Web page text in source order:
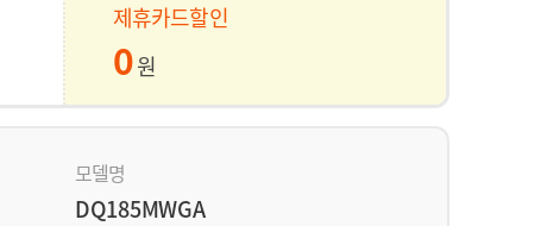
제휴카드할인
0원
모델명
DQ185MWGA